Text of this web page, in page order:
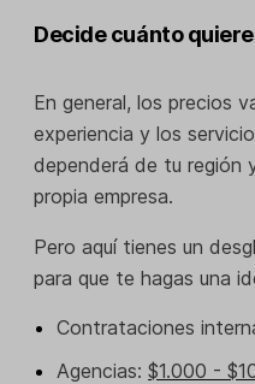
Decide cuánto
En general, los precios
experiencia y los
dependerá de tu región
propia empresa.
Pero aquí tienes un
para que te hagas una
Contrataciones
Agencias:$1.000 -